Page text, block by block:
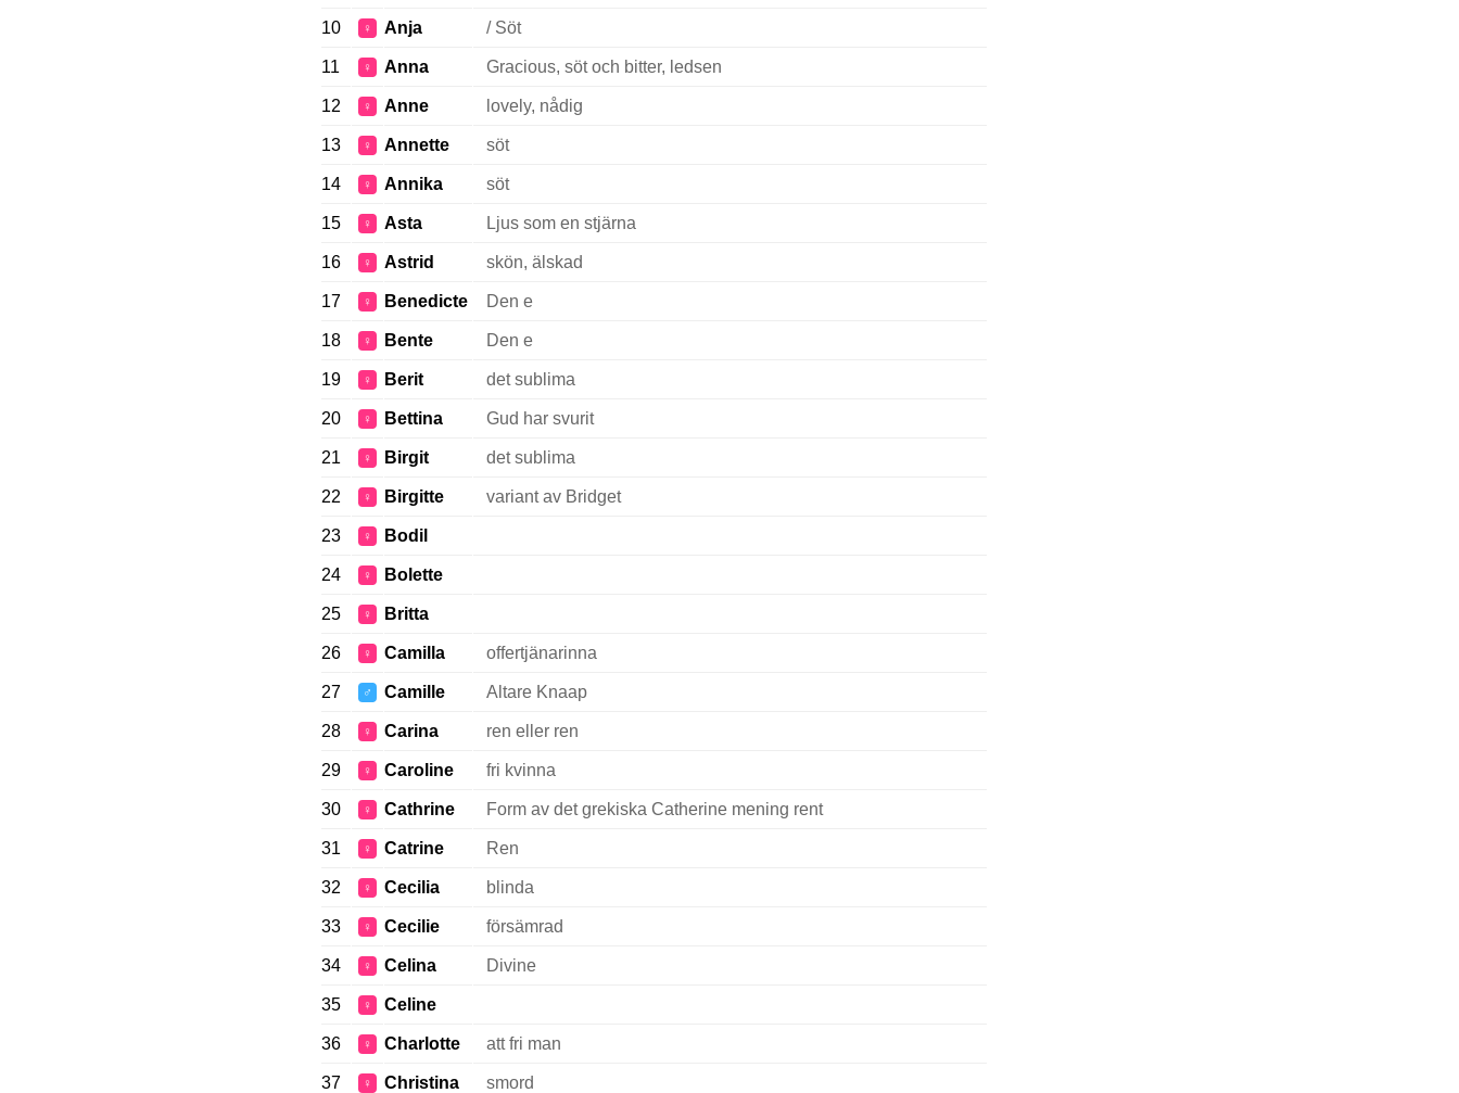
10 ♀ Anja / Söt
11 ♀ Anna Gracious, söt och bitter, ledsen
12 ♀ Anne lovely, nådig
13 ♀ Annette söt
14 ♀ Annika söt
15 ♀ Asta Ljus som en stjärna
16 ♀ Astrid skön, älskad
17 ♀ Benedicte Den e
18 ♀ Bente Den e
19 ♀ Berit det sublima
20 ♀ Bettina Gud har svurit
21 ♀ Birgit det sublima
22 ♀ Birgitte variant av Bridget
23 ♀ Bodil
24 ♀ Bolette
25 ♀ Britta
26 ♀ Camilla offertjänarinna
27 ♂ Camille Altare Knaap
28 ♀ Carina ren eller ren
29 ♀ Caroline fri kvinna
30 ♀ Cathrine Form av det grekiska Catherine mening rent
31 ♀ Catrine Ren
32 ♀ Cecilia blinda
33 ♀ Cecilie försämrad
34 ♀ Celina Divine
35 ♀ Celine
36 ♀ Charlotte att fri man
37 ♀ Christina smord